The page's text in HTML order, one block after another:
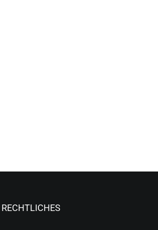
RECHTLICHES